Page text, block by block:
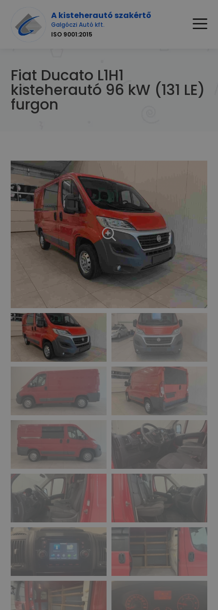
A kisteherautó szakértő
Galgóczi Autó kft.
ISO 9001:2015
Fiat Ducato L1H1
kisteherautó 96 kW (131 LE)
furgon